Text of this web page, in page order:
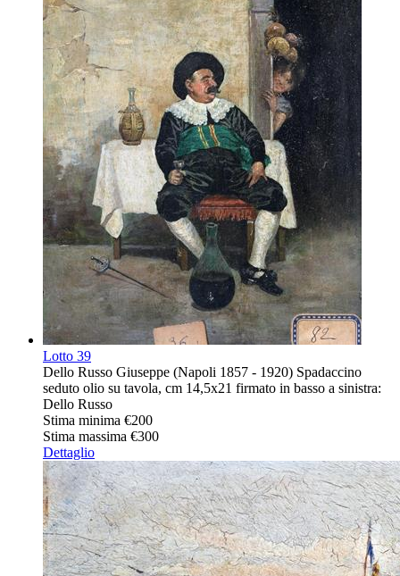
Lotto 39
Dello Russo Giuseppe (Napoli 1857 - 1920) Spadaccino
seduto olio su tavola, cm 14,5x21 firmato in basso a sinistra:
Dello Russo
Stima minima €200
Stima massima €300
Dettaglio